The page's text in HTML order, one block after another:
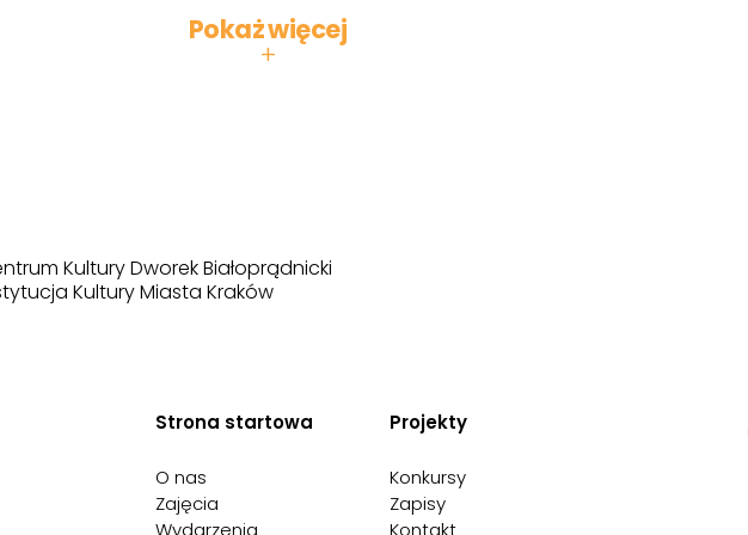
Pokaż więcej
+
Kultury Dworek Białoprądnicki
Kultury Miasta Kraków
Strona startowa
O nas
Zajęcia
Wydarzenia
Projekty
Konkursy
Zapisy
Kontakt